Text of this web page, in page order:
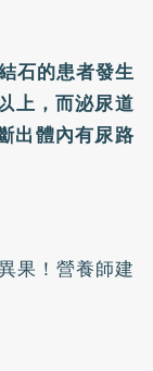
石的患者發生
上，而泌尿道
出體內有尿路
果！營養師建